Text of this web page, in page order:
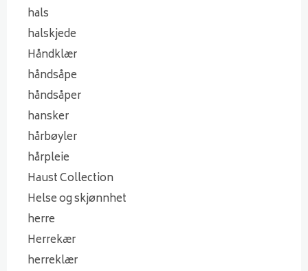
hals
halskjede
Håndklær
håndsåpe
håndsåper
hansker
hårbøyler
hårpleie
Haust Collection
Helse og skjønnhet
herre
Herrekær
herreklær